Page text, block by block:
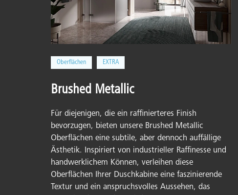
Oberflächen EXTRA
Brushed Metallic
Für diejenigen, die ein raffinierteres Finish
bevorzugen, bieten unsere Brushed Metallic
Oberflächen eine subtile, aber dennoch auffällige
Ästhetik. Inspiriert von industrieller Raffinesse und
handwerklichem Können, verleihen diese
Oberflächen Ihrer Duschkabine eine faszinierende
Textur und ein anspruchsvolles Aussehen, das